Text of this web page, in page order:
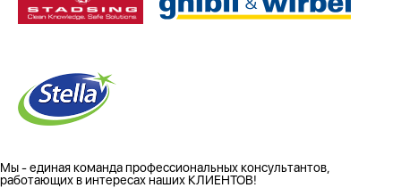
Мы - единая команда профессиональных консультантов,
работающих в интересах наших КЛИЕНТОВ!